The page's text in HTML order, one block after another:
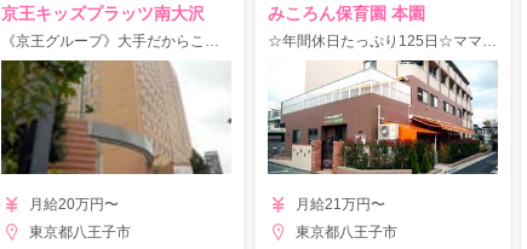
京王キッズプラッツ南大沢
《京王グループ》大手だからこその福利厚生制度がいっぱい♪/定員30名☆
月給20万円〜
東京都八王子市
みころん保育園 本園
☆年間休日たっぷり125日☆ママさん保育士も多数活躍中/定員50名♪
月給21万円〜
東京都八王子市